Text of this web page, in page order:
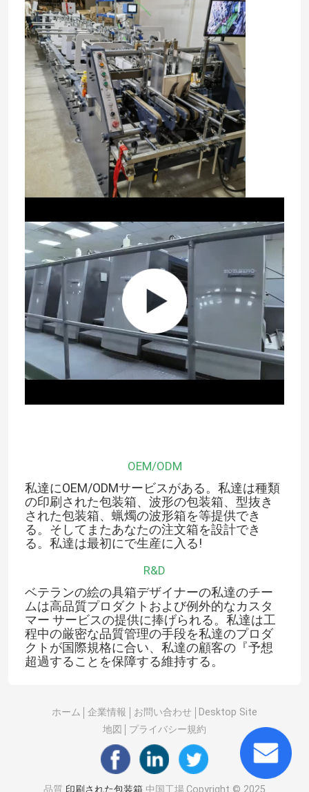
企業情報
会社案内
お問い合わせ
見積依頼
注文の包装箱
OEM/ODM
私達にOEM/ODMサービスがある。私達は種類
の印刷された包装箱、波形の包装箱、型抜き
された包装箱、蝋燭の波形箱を等提供でき
る。そしてまたあなたの注文箱を設計でき
る。私達は最初にで生産に入る!
R&D
ベテランの絵の具箱デザイナーの私達のチー
ムは高品質プロダクトおよび例外的なカスタ
マー サービスの提供に捧げられる。私達は工
程中の厳密な品質管理の手段を私達のプロダ
クトが国際規格に合い、私達の顧客の『予想
超過することを保障する維持する。
ホーム 企業情報 お問い合わせ
Desktop Site
地図
プライバシー規約
品質 印刷された包装箱中国工場.Copyright © 2025